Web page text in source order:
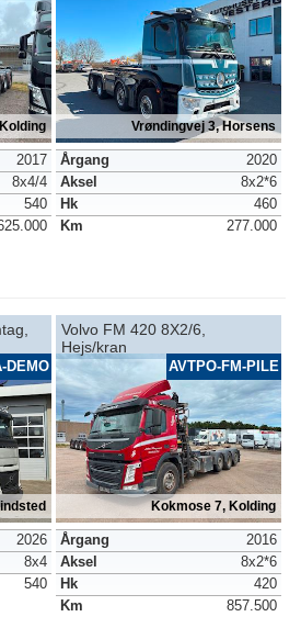
2017
8x4/4
540
Vrøndingvej 3, Horsens
Årgang
2020
Aksel
8x2*6
Hk
460
Km
277.000
DEMO
2026
8x4
540
Volvo FM 420 8X2/6,
Hejs/kran
AVTPO-FM-PILE
Kokmose 7, Kolding
Årgang
2016
Aksel
8x2*6
Hk
420
Km
857.500